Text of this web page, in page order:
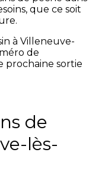
que ce soit
à Villeneuve-
de
sortie
de
lès-